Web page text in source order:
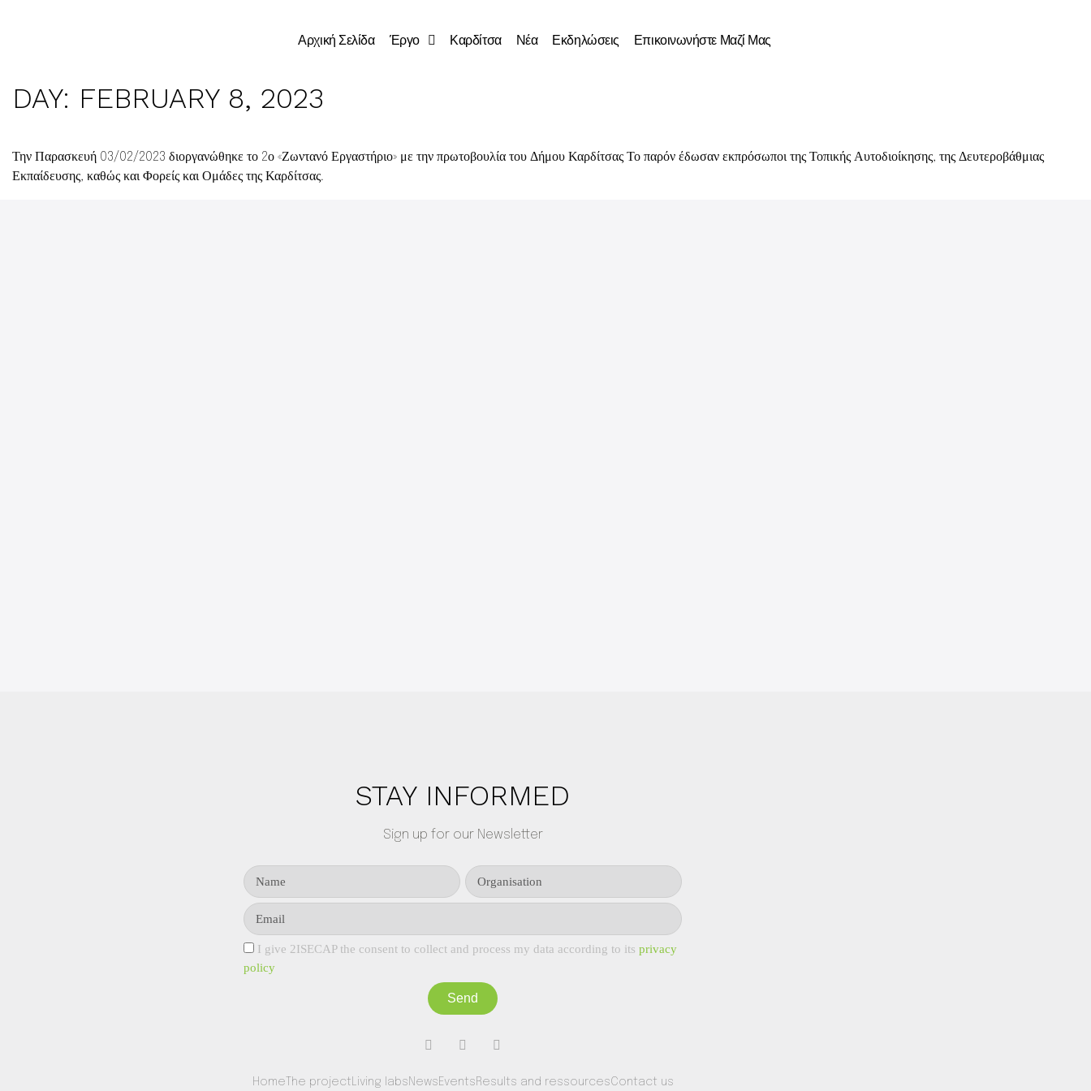
Αρχική Σελίδα Έργο Καρδίτσα Νέα Εκδηλώσεις Επικοινωνήστε Μαζί Μας
DAY: FEBRUARY 8, 2023
Την Παρασκευή 03/02/2023 διοργανώθηκε το 2ο «Ζωντανό Εργαστήριο» με την πρωτοβουλία του Δήμου Καρδίτσας Το παρόν έδωσαν εκπρόσωποι της Τοπικής Αυτοδιοίκησης, της Δευτεροβάθμιας
Εκπαίδευσης, καθώς και Φορείς και Ομάδες της Καρδίτσας.
STAY INFORMED
Sign up for our Newsletter
I give 2ISECAP the consent to collect and process my data according to its privacy
policy
Send
Home The project Living labs News Events Results and ressourcesContact us